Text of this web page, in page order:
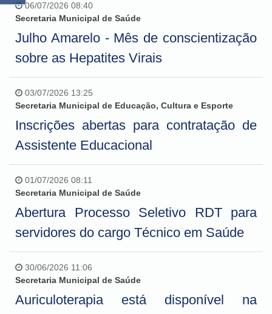
06/07/2026 08:40
Secretaria Municipal de Saúde
Julho Amarelo - Mês de conscientização
sobre as Hepatites Virais
03/07/2026 13:25
Secretaria Municipal de Educação, Cultura e Esporte
Inscrições abertas para contratação de
Assistente Educacional
01/07/2026 08:11
Secretaria Municipal de Saúde
Abertura Processo Seletivo RDT para
servidores do cargo Técnico em Saúde
30/06/2026 11:06
Secretaria Municipal de Saúde
Auriculoterapia está disponível na